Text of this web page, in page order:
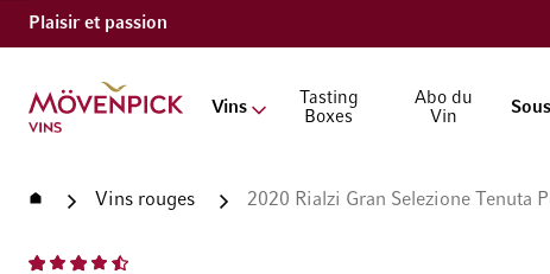
Plaisir et passion
Aller à la page d'accueil
Vins
Tasting
Boxes
Abo du
Vin
Accueil Vins rouges 2020 Rialzi Gran Selezione Tenuta